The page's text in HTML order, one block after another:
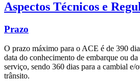
Aspectos Técnicos e
Prazo
O prazo máximo para o ACE é de 390
data do conhecimento de embarque ou
serviço, sendo 360 dias para a cambial e/
trânsito.